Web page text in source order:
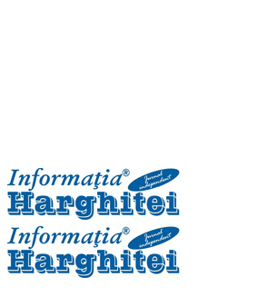
Primary
Menu